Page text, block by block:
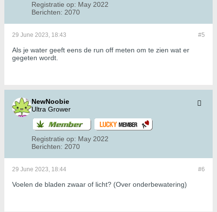
Registratie op: May 2022
Berichten: 2070
#5
29 June 2023, 18:43
Als je water geeft eens de run off meten om te zien wat er
gegeten wordt.
NewNoobie
Ultra Grower
Registratie op: May 2022
Berichten: 2070
#6
29 June 2023, 18:44
Voelen de bladen zwaar of licht? (Over onderbewatering)